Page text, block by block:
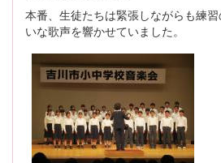
本番、生徒たちは緊張しながらも練
いな歌声を響かせていました。